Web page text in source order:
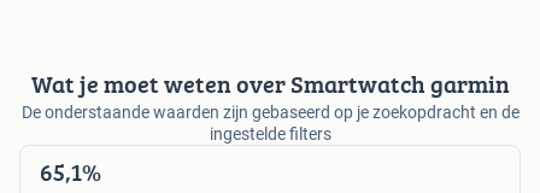
Wat je moet weten over Smartwatch garmin
De onderstaande waarden zijn gebaseerd op je zoekopdracht en de
ingestelde filters
65,1%